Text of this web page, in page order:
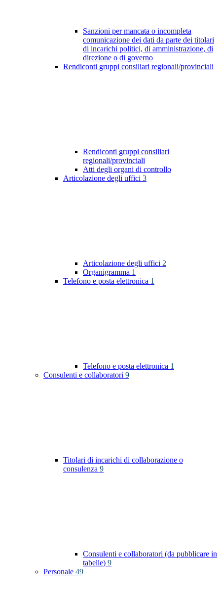
Sanzioni per mancata o incompleta
comunicazione dei dati da parte dei titolari
di incarichi politici, di amministrazione, di
direzione o di governo
Rendiconti gruppi consiliari regionali/provinciali
Rendiconti gruppi consiliari
regionali/provinciali
Atti degli organi di controllo
Articolazione degli uffici 3
Articolazione degli uffici 2
Organigramma 1
Telefono e posta elettronica 1
Telefono e posta elettronica 1
Consulenti e collaboratori 9
Titolari di incarichi di collaborazione o
consulenza 9
Consulenti e collaboratori (da pubblicare in
tabelle) 9
Personale 49